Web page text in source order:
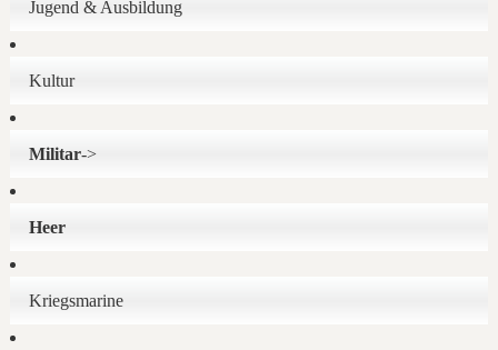
Jugend & Ausbildung
Kultur
Militar->
Heer
Kriegsmarine